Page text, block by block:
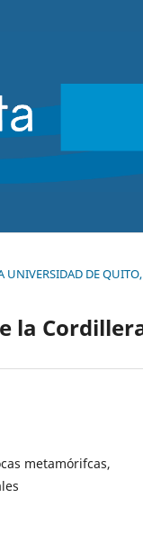
DE
la
metamórifcas,